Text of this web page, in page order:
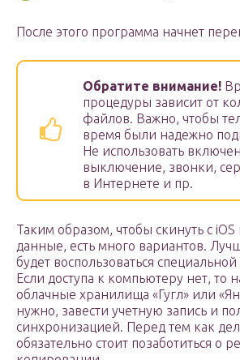
После этого программа начнет
Обратите внимание!
процедуры зависит от
файлов. Важно, чтобы
время были надежно
Не использовать
выключение, звонки,
в Интернете и пр.
Таким образом, чтобы скинуть с
данные, есть много вариантов.
будет воспользоваться
Если доступа к компьютеру нет, то
облачные хранилища «Гугл» или
нужно, завести учетную запись и
синхронизацией. Перед тем как
обязательно стоит позаботиться о